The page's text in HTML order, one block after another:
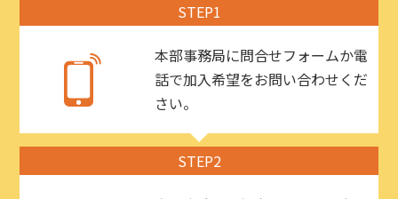
STEP1
本部事務局に問合せフォームか電
話で加入希望をお問い合わせくだ
さい。
STEP2